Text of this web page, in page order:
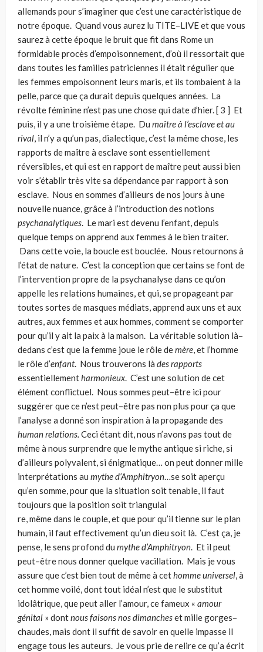
allemands pour s’imaginer que c’est une caractéris­tique de
notre époque. Quand vous aurez lu TITE–LIVE et que vous
saurez à cette époque le bruit que fit dans Rome un
formidable procès d’empoisonnement, d’où il ressortait que
dans toutes les familles patriciennes il était régulier que
les femmes empoisonnent leurs maris, et ils tombaient à la
pelle, parce que ça durait depuis quelques années. La
révolte féminine n’est pas une chose qui date d’hier. [ 3 ] Et
puis, il y a une troisième étape. Du maître à l’esclave et au
rival, il n’y a qu’un pas, dialectique, c’est la même chose, les
rapports de maître à esclave sont essentiellement
réversibles, et qui est en rapport de maître peut aussi bien
voir s’établir très vite sa dépendance par rapport à son
esclave. Nous en sommes d’ailleurs de nos jours à une
nouvelle nuance, grâce à l’introduction des notions
psychanalytiques. Le mari est devenu l’enfant, depuis
quelque temps on apprend aux femmes à le bien traiter.
Dans cette voie, la boucle est bouclée. Nous retournons à
l’état de nature. C’est la conception que certains se font de
l’intervention propre de la psychanalyse dans ce qu’on
appelle les relations humaines, et qui, se propageant par
toutes sortes de masques médiats, apprend aux uns et aux
autres, aux femmes et aux hommes, comment se comporter
pour qu’il y ait la paix à la maison. La véritable solution là–
dedans c’est que la femme joue le rôle demère, et l’homme
le rôle d’enfant. Nous trouverons là des rap­ports
essentiellementharmonieux. C’est une solution de cet
élément conflic­tuel. Nous sommes peut–être ici pour
suggérer que ce n’est peut–être pas non plus pour ça que
l’analyse a donné son inspiration à la propagande des
human relations. Ceci étant dit, nous n’avons pas tout de
même à nous surprendre que le mythe antique si riche, si
d’ailleurs polyvalent, si énigmatique… on peut don­ner mille
interprétations au mythe d’Amphitryon…se soit aperçu
qu’en somme, pour que la situation soit tenable, il faut
toujours que la position soit triangulai
re, même dans le couple, et que pour qu’il tienne sur le plan
humain, il faut effectivement qu’un dieu soit là. C’est ça, je
pense, le sens profond du mythe d’Amphitryon. Et il peut
peut–être nous donner quelque vacillation. Mais je vous
assure que c’est bien tout de même à cethomme universel, à
cet homme voilé, dont tout idéal n’est que le substitut
idolâtrique, que peut aller l’amour, ce fameux « amour
génital » dontnous faisons nos dimancheset mille gorges–
chaudes, mais dont il suffit de savoir en quelle impasse il
engage tous les auteurs. Je vous prie de relire ce qu’a écrit